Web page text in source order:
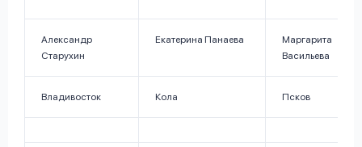
Александр
Старухин
Екатерина Панаева
Маргарита
Васильева
Владивосток Кола Псков